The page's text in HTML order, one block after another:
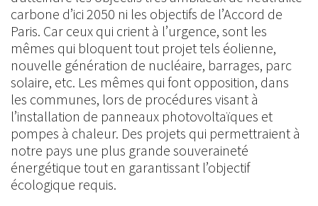
carbone d’ici 2050 ni les objectifs de l’Accord de
Paris. Car ceux qui crient à l’urgence, sont les
mêmes qui bloquent tout projet tels éolienne,
nouvelle génération de nucléaire, barrages, parc
solaire, etc. Les mêmes qui font opposition, dans
les communes, lors de procédures visant à
l’installation de panneaux photovoltaïques et
pompes à chaleur. Des projets qui permettraient à
notre pays une plus grande souveraineté
énergétique tout en garantissant l’objectif
écologique requis.